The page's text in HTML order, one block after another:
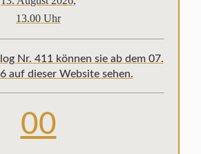
13.00 Uhr
Nr. 411 können sie ab dem 07.
auf dieser Website sehen.
00